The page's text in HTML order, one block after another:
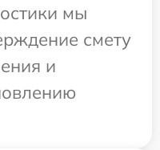
мы
смету
и